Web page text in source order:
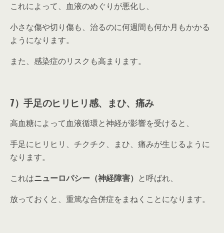
これによって、血液のめぐりが悪化し、
小さな傷や切り傷も、治るのに何週間も何か月もかかる
ようになります。
また、感染症のリスクも高まります。
7）手足のヒリヒリ感、まひ、痛み
高血糖によって血液循環と神経が影響を受けると、
手足にヒリヒリ、チクチク、まひ、痛みが生じるように
なります。
これはニューロパシー（神経障害） と呼ばれ、
放っておくと、重篤な合併症をまねくことになります。